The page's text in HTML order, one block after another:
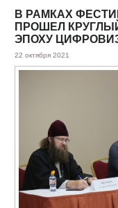
В РАМКАХ
ПРОШЕЛ
ЭПОХУ
22 октября 2021